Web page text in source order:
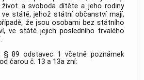
život a svoboda dítěte a jeho rodiny
ve státě, jehož státní občanství mají,
že jsou osobami bez státního
ve státě jejich posledního trvalého
§ 89 odstavec 1 včetně poznámek
čarou č. 13 a 13a zní: